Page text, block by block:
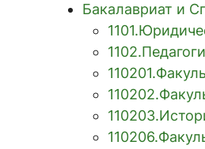
Бакалавриат и